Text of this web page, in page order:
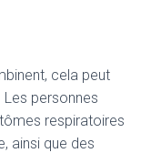
cela peut
personnes
respiratoires
ainsi que des